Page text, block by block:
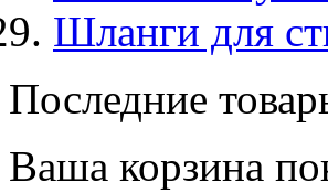
Шланги для
Последние
Ваша корзина